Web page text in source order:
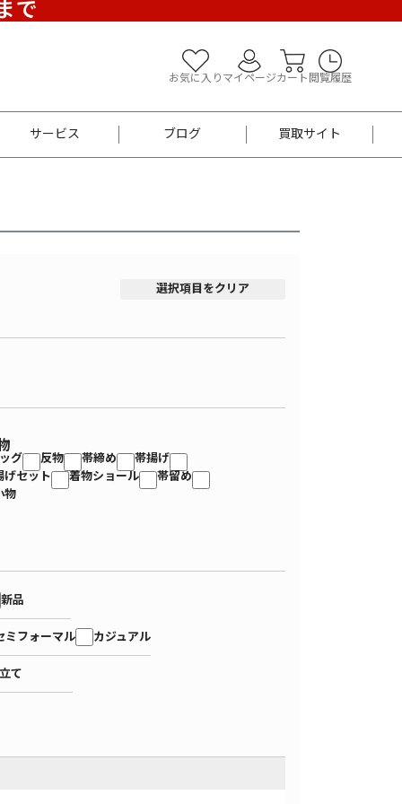
で
お気に入り マイページカート 閲覧履歴
セット
サービス ブログ 買取サイト
選択項目をクリア
グ 反物 帯締め
帯揚げ
げセット
着物ショール
帯留め
物
新品
ミフォーマル カジュアル
て